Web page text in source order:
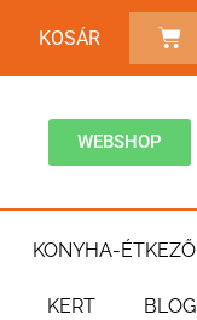
KOSÁR
WEBSHOP
KONYHA-ÉTKEZŐ
KERT BLOG